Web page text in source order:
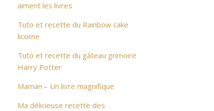
aiment les livres
Tuto et recette du Rainbow cake
licorne
Tuto et recette du gâteau grimoire
Harry Potter
Maman – Un livre magnifique
Ma délicieuse recette des